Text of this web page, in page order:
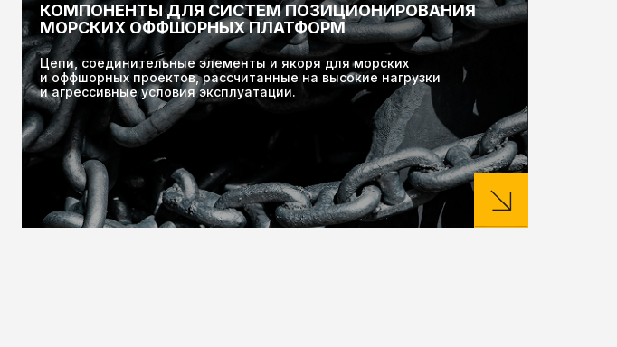
Цепи, соединительные элементы и якоря для морских
и оффшорных проектов, рассчитанные на высокие нагрузки
и агрессивные условия эксплуатации.
КОМПОНЕНТЫ ДЛЯ СИСТЕМ ПОЗИЦИОНИРОВАНИЯ
МОРСКИХ ОФФШОРНЫХ ПЛАТФОРМ